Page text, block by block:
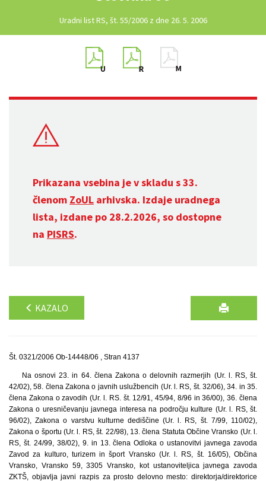
Uradni list RS, št. 55/2006 z dne 26. 5. 2006
Prikazana vsebina je v skladu s 33.
členom ZoUL arhivska. Izdaje uradnega
lista, izdane po 28.2.2026, so dostopne
na PISRS.
KAZALO
Št. 0321/2006 Ob-14448/06 , Stran 4137
Na osnovi 23. in 64. člena Zakona o delovnih razmerjih (Ur. l. RS, št.
42/02), 58. člena Zakona o javnih uslužbencih (Ur. l. RS, št. 32/06), 34. in 35.
člena Zakona o zavodih (Ur. l. RS. št. 12/91, 45/94, 8/96 in 36/00), 36. člena
Zakona o uresničevanju javnega interesa na področju kulture (Ur. l. RS, št.
96/02), Zakona o varstvu kulturne dediščine (Ur. l. RS, št. 7/99, 110/02),
Zakona o športu (Ur. l. RS, št. 22/98), 13. člena Statuta Občine Vransko (Ur. l.
RS, št. 24/99, 38/02), 9. in 13. člena Odloka o ustanovitvi javnega zavoda
Zavod za kulturo, turizem in šport Vransko (Ur. l. RS, št. 16/05), Občina
Vransko, Vransko 59, 3305 Vransko, kot ustanoviteljica javnega zavoda
ZKTŠ, objavlja javni razpis za prosto delovno mesto: direktorja/direktorice